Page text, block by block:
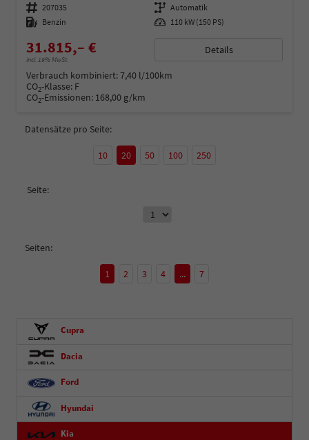
Fahrzeugnummer 207035 Getriebe Automatik
Kraftstoff Benzin Leistung 110 kW (150 PS)
31.815,– €
incl. 19% MwSt.
Details
Verbrauch kombiniert:7,40 l/100km
CO2-Klasse: F
CO2-Emissionen: 168,00 g/km
Datensätze pro Seite:
10 20 50 100 250
Seite:
Seiten:
1 2 3 4 ... 7
Cupra
Dacia
Ford
Hyundai
Kia